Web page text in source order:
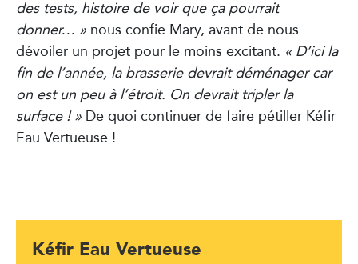
des tests, histoire de voir que ça pourrait
donner… » nous confie Mary, avant de nous
dévoiler un projet pour le moins excitant. « D’ici la
fin de l’année, la brasserie devrait déménager car
on est un peu à l’étroit. On devrait tripler la
surface ! » De quoi continuer de faire pétiller Kéfir
Eau Vertueuse !
Kéfir Eau Vertueuse